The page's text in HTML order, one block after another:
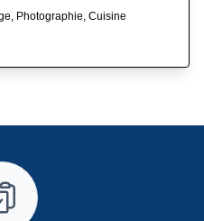
Photographie, Cuisine